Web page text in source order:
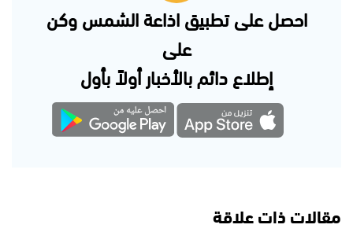
احصل على تطبيق اذاعة الشمس وكن
على
إطلاع دائم بالأخبار أولاً بأول
مقالات ذات علاقة